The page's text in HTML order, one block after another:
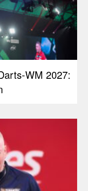
WM 2027: